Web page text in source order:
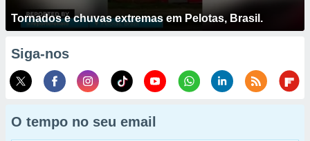
Tornados e chuvas extremas em Pelotas, Brasil.
Siga-nos
O tempo no seu email